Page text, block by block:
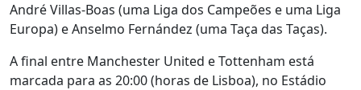
André Villas-Boas (uma Liga dos Campeões e uma Liga
Europa) e Anselmo Fernández (uma Taça das Taças).
A final entre Manchester United e Tottenham está
marcada para as 20:00 (horas de Lisboa), no Estádio